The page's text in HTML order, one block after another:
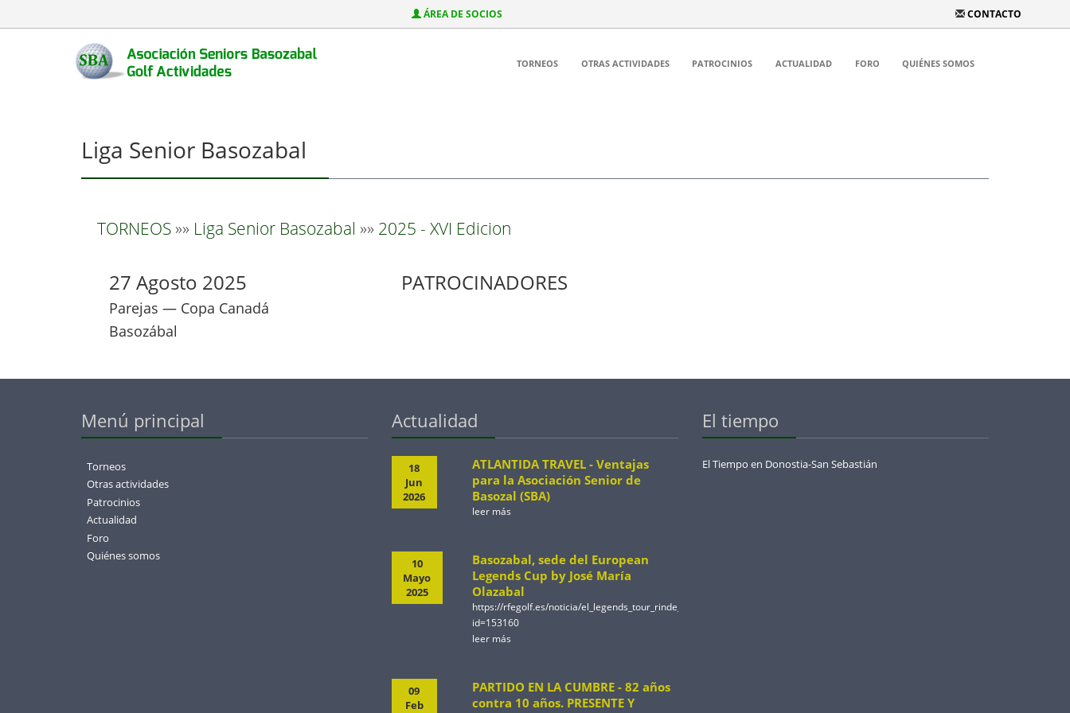
ÁREA DE SOCIOS CONTACTO
TORNEOS OTRAS ACTIVIDADES PATROCINIOS ACTUALIDAD FORO QUIÉNES SOMOS
Liga Senior Basozabal
TORNEOS»» Liga Senior Basozabal »» 2025 - XVI Edicion
27 Agosto 2025
Parejas — Copa Canadá
Basozábal
PATROCINADORES
Menú principal
Torneos
Otras actividades
Patrocinios
Actualidad
Foro
Quiénes somos
Actualidad
18
Jun
2026
ATLANTIDA TRAVEL - Ventajas
para la Asociación Senior de
Basozal (SBA)
leer más
10
Mayo
2025
Basozabal, sede del European
Legends Cup by José María
Olazabal
https://rfegolf.es/noticia/
id=153160
leer más
09
Feb
PARTIDO EN LA CUMBRE - 82 años
contra 10 años. PRESENTE Y
El tiempo
El Tiempo en Donostia-San Sebastián